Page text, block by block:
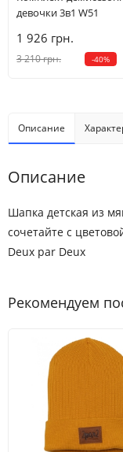
девочки 3в1 W51
1 926 грн.
3 210 грн. -40%
Описание
Описание
Шапка детская из
сочетайте с
Deux par Deux
Рекомендуем